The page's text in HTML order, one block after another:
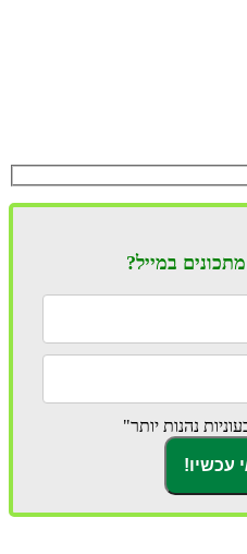
במייל?
נהנות יותר"